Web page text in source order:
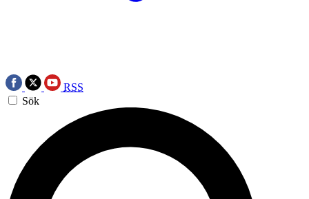
RSS
Sök